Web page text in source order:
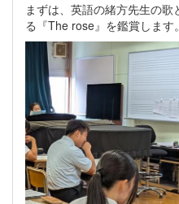
まずは、英語の緒方先生の
る『The rose』を鑑賞します。